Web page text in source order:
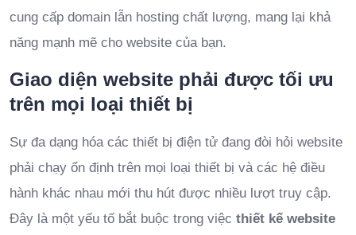
cung cấp domain lẫn hosting chất lượng, mang lại khả
năng mạnh mẽ cho website của bạn.
Giao diện website phải được tối ưu
trên mọi loại thiết bị
Sự đa dạng hóa các thiết bị điện tử đang đòi hỏi website
phải chạy ổn định trên mọi loại thiết bị và các hệ điều
hành khác nhau mới thu hút được nhiều lượt truy cập.
Đây là một yếu tố bắt buộc trong việc thiết kế website